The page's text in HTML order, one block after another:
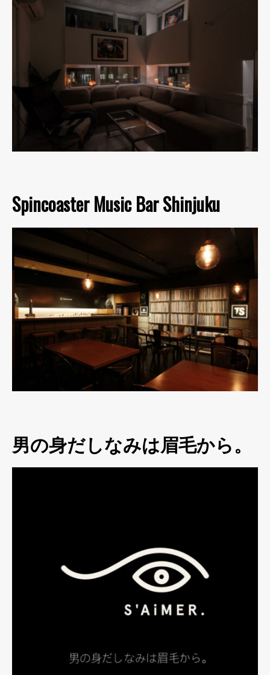
Spincoaster Music Bar Shinjuku
男の身だしなみは眉毛から。